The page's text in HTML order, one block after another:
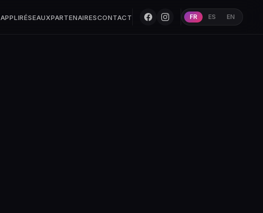
APPLIRÉSEAUXPARTENAIRESCONTACT FR ES EN